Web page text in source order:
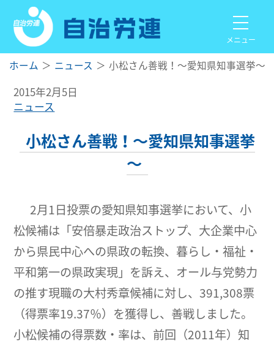
メニュー
ホーム ニュース 小松さん善戦！～愛知県知事選挙～
2015年2月5日
ニュース
小松さん善戦！～愛知県知事選挙
～
2月1日投票の愛知県知事選挙において、小
松候補は「安倍暴走政治ストップ、大企業中心
から県民中心への県政の転換、暮らし・福祉・
平和第一の県政実現」を訴え、オール与党勢力
の推す現職の大村秀章候補に対し、391,308票
（得票率19.37％）を獲得し、善戦しました。
小松候補の得票数・率は、前回（2011年）知